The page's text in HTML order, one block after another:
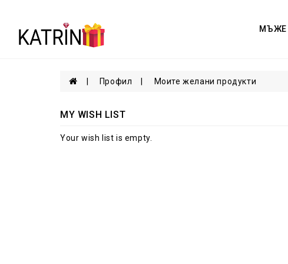
МЪЖЕ
Профил Моите желани продукти
MY WISH LIST
Your wish list is empty.